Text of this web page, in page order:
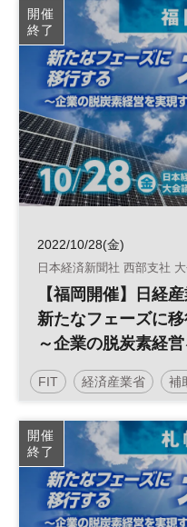
日経産業新聞フォーラム
開催
終了
2022/10/28(金)
日本経済新聞社 西部支社
【福岡開催】日経
新たなフェーズに
～企業の脱炭素経
FIT 経済産業省 補
太陽光発電 再生可能
日経産業新聞フォーラム
開催
終了